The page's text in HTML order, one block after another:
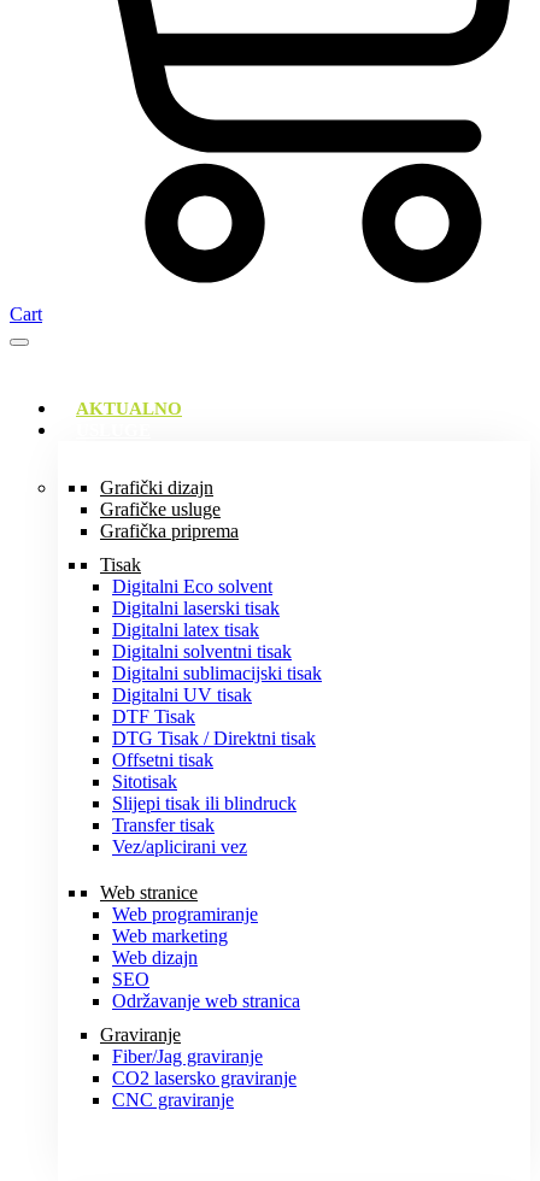
Cart
AKTUALNO
Grafički dizajn
Grafičke usluge
Grafička priprema
Tisak
Digitalni Eco solvent
Digitalni laserski tisak
Digitalni latex tisak
Digitalni solventni tisak
Digitalni sublimacijski tisak
Digitalni UV tisak
DTF Tisak
DTG Tisak / Direktni tisak
Offsetni tisak
Sitotisak
Slijepi tisak ili blindruck
Transfer tisak
Vez/aplicirani vez
Web stranice
Web programiranje
Web marketing
Web dizajn
SEO
Održavanje web stranica
Graviranje
Fiber/Jag graviranje
CO2 lasersko graviranje
CNC graviranje